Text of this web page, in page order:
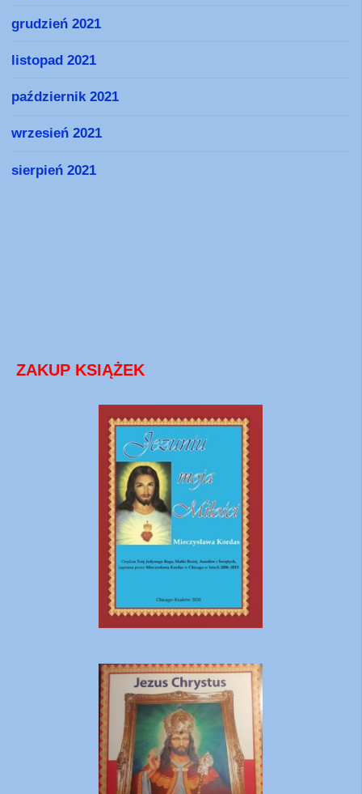
grudzień 2021
listopad 2021
październik 2021
wrzesień 2021
sierpień 2021
ZAKUP KSIĄŻEK